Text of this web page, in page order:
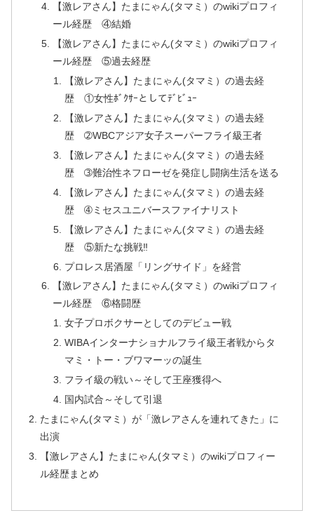
【激レアさん】たまにゃん(タマミ）のwikiプロフィ
ール経歴 ④結婚
【激レアさん】たまにゃん(タマミ）のwikiプロフィ
ール経歴 ⑤過去経歴
【激レアさん】たまにゃん(タマミ）の過去経
歴 ①女性ﾎﾞｸｻｰとしてﾃﾞﾋﾞｭｰ
【激レアさん】たまにゃん(タマミ）の過去経
歴 ➁WBCアジア女子スーパーフライ級王者
【激レアさん】たまにゃん(タマミ）の過去経
歴 ➂難治性ネフローゼを発症し闘病生活を送る
【激レアさん】たまにゃん(タマミ）の過去経
歴 ➃ミセスユニバースファイナリスト
【激レアさん】たまにゃん(タマミ）の過去経
歴 ⑤新たな挑戦‼
プロレス居酒屋「リングサイド」を経営
【激レアさん】たまにゃん(タマミ）のwikiプロフィ
ール経歴 ⑥格闘歴
女子プロボクサーとしてのデビュー戦
WIBAインターナショナルフライ級王者戦からタ
マミ・トー・ブワマーッの誕生
フライ級の戦い～そして王座獲得へ
国内試合～そして引退
たまにゃん(タマミ）が「激レアさんを連れてきた」に
出演
【激レアさん】たまにゃん(タマミ）のwikiプロフィー
ル経歴まとめ